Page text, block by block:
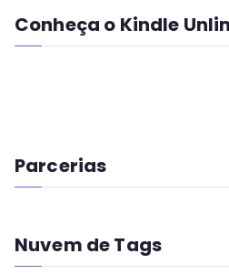
Conheça o Kindle
Parcerias
Nuvem de Tags